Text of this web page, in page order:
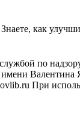
как
по
Валентина
При